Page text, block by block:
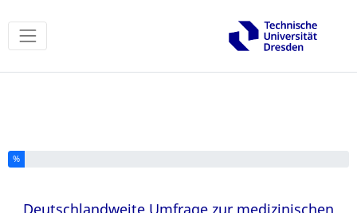
Sie haben % dieser Umfrage fertiggestellt.
%
Deutschlandweite Umfrage zur medizinischen